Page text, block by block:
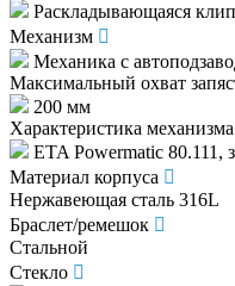
Раскладывающаяся
Механизм
Механика с
Максимальный охват
200 мм
Характеристика механизма
ETA Powermatic 80.111,
Материал корпуса
Нержавеющая сталь 316L
Браслет/ремешок
Стальной
Стекло